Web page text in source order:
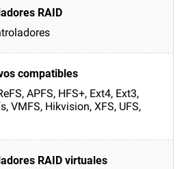
APFS, HFS+, Ext4, Ext3,
VMFS, Hikvision, XFS, UFS,